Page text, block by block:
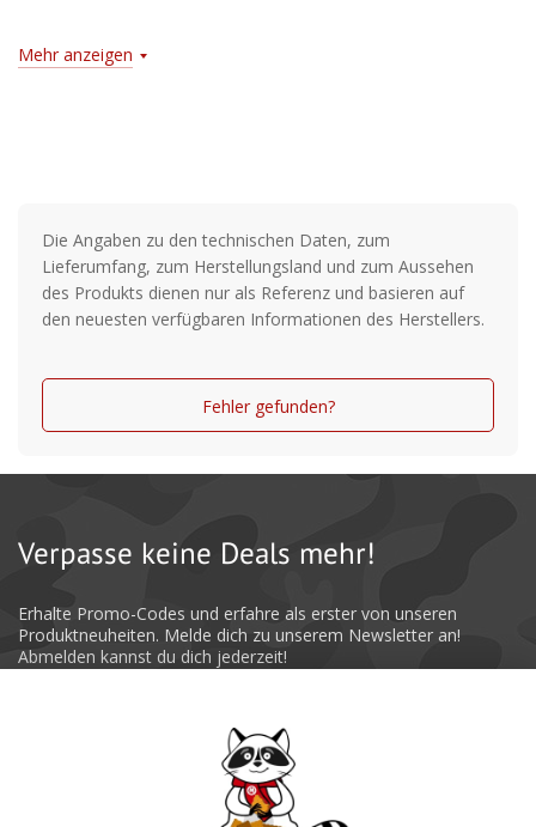
Mehr anzeigen
Die Angaben zu den technischen Daten, zum
Lieferumfang, zum Herstellungsland und zum Aussehen
des Produkts dienen nur als Referenz und basieren auf
den neuesten verfügbaren Informationen des Herstellers.
Fehler gefunden?
Verpasse keine Deals mehr!
Erhalte Promo-Codes und erfahre als erster von unseren
Produktneuheiten. Melde dich zu unserem Newsletter an!
Abmelden kannst du dich jederzeit!
Absenden